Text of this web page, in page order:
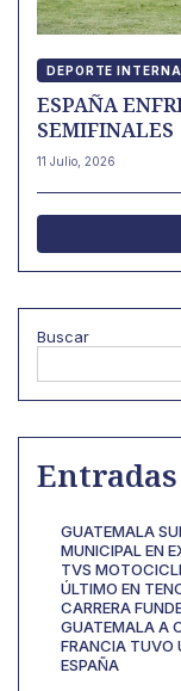
DEPORTE
ESPAÑA
SEMIFINALES
11 Julio, 2026
Buscar
GUATEMALA
MUNICIPAL EN
TVS
ÚLTIMO EN
CARRERA
GUATEMALA A
FRANCIA TUVO
ESPAÑA